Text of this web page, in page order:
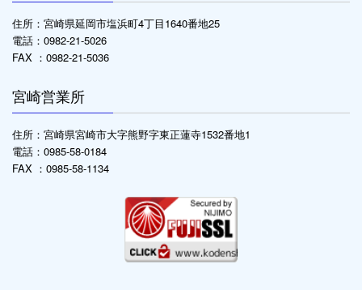
住所：宮崎県延岡市塩浜町4丁目1640番地25
電話：0982-21-5026
FAX ：0982-21-5036
宮崎営業所
住所：宮崎県宮崎市大字熊野字東正蓮寺1532番地1
電話：0985-58-0184
FAX ：0985-58-1134